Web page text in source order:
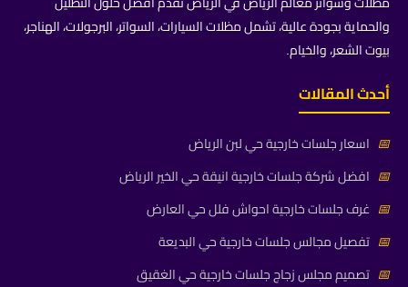
والحماية بجودة عالية، تشمل مظلات السيارات، السواتر، البرجولات، الهناجر،
بيوت الشعر، والخيام.
أحدث المقالات
📅 اسعار جلسات خارجية حي لبن الرياض
📅 افضل شركة جلسات خارجية انيقة حي الخير الرياض
📅 غرف جلسات خارجية احواش فلل حي العارض
📅 تفصيل مجالس جلسات خارجية حي البديعة
📅 تصميم مجلس زجاج جلسات خارجية حي الغقيق